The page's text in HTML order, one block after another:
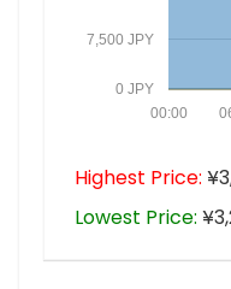
0 JPY
7,500 JPY
00:00
Highest Price:
Lowest Price: